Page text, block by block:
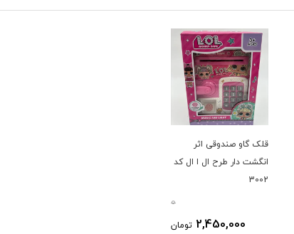
قلک گاو صندوقی اثر
انگشت دار طرح ال ا ال کد
3002
0
2,450,000 تومان